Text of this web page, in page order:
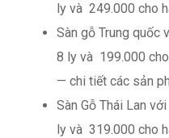
ly và 249.000 cho
Sàn gỗ Trung quốc
8 ly và 199.000
— chi tiết các sản
Sàn Gỗ Thái Lan
ly và 319.000 cho